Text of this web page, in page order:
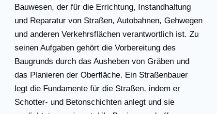
Bauwesen, der für die Errichtung, Instandhaltung
und Reparatur von Straßen, Autobahnen, Gehwegen
und anderen Verkehrsflächen verantwortlich ist. Zu
seinen Aufgaben gehört die Vorbereitung des
Baugrunds durch das Ausheben von Gräben und
das Planieren der Oberfläche. Ein Straßenbauer
legt die Fundamente für die Straßen, indem er
Schotter- und Betonschichten anlegt und sie